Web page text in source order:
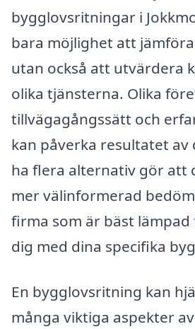
bygglovsritningar i
bara möjlighet att
utan också att utvärdera
olika tjänsterna. Olika
tillvägagångssätt och
kan påverka resultatet
ha flera alternativ gör att
mer välinformerad
firma som är bäst
dig med dina specifika
En bygglovsritning kan
många viktiga aspekter